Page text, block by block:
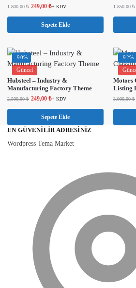
1.800,00₺ 249,00 ₺+ KDV
Sepete Ekle
1.850,00₺
-90%
Güncel
Hubsteel – Industry &
Manufacturing Factory Theme
2.500,00₺ 249,00 ₺+ KDV
Sepete Ekle
-92%
Motors
Listing
3.000,00₺
EN GÜVENILIR ADRESINIZ
Wordpress Tema Market